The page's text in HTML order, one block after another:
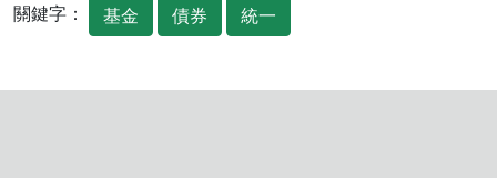
關鍵字： 基金 債券 統一